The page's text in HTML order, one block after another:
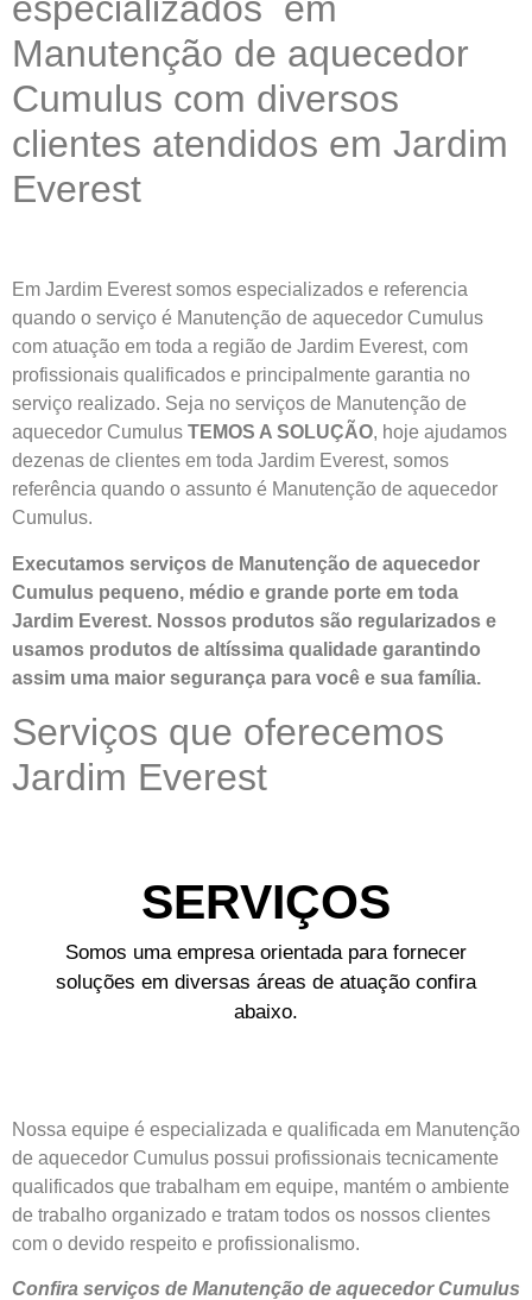
Manutenção de aquecedor
Cumulus com diversos
clientes atendidos em Jardim
Everest
Em Jardim Everest somos especializados e referencia
quando o serviço é Manutenção de aquecedor Cumulus
com atuação em toda a região de Jardim Everest, com
profissionais qualificados e principalmente garantia no
serviço realizado. Seja no serviços de Manutenção de
aquecedor Cumulus TEMOS A SOLUÇÃO, hoje ajudamos
dezenas de clientes em toda Jardim Everest, somos
referência quando o assunto é Manutenção de aquecedor
Cumulus.
Executamos serviços de Manutenção de aquecedor
Cumulus pequeno, médio e grande porte em toda
Jardim Everest. Nossos produtos são regularizados e
usamos produtos de altíssima qualidade garantindo
assim uma maior segurança para você e sua família.
Serviços que oferecemos
Jardim Everest
SERVIÇOS
Somos uma empresa orientada para fornecer
soluções em diversas áreas de atuação confira
abaixo.
Nossa equipe é especializada e qualificada em Manutenção
de aquecedor Cumulus possui profissionais tecnicamente
qualificados que trabalham em equipe, mantém o ambiente
de trabalho organizado e tratam todos os nossos clientes
com o devido respeito e profissionalismo.
Confira serviços de Manutenção de aquecedor Cumulus